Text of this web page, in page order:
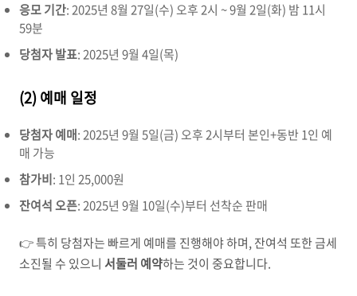
응모 기간: 2025년 8월 27일(수) 오후 2시 ~ 9월 2일(화) 밤 11시
59분
당첨자 발표: 2025년 9월 4일(목)
(2) 예매 일정
당첨자 예매: 2025년 9월 5일(금) 오후 2시부터 본인+동반 1인 예
매 가능
참가비: 1인 25,000원
잔여석 오픈: 2025년 9월 10일(수)부터 선착순 판매
👉 특히 당첨자는 빠르게 예매를 진행해야 하며, 잔여석 또한 금세
소진될 수 있으니 서둘러 예약하는 것이 중요합니다.